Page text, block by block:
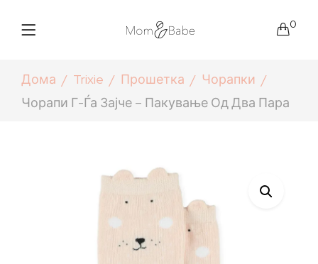
0
Дома Trixie Прошетка
Чорапки
Чорапи Г-Ѓа Зајче – Пакување Од Два Пара